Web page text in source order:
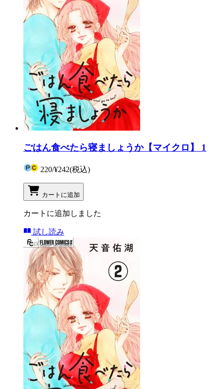
ごはん食べたら寝ましょうか【マイクロ】 1
220/¥242(税込)
カートに追加
カートに追加しました
試し読み